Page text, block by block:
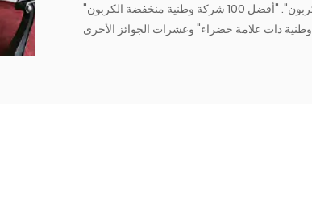
وطنية منخفضة الكربون"، و"أفضل 100 شركة وطنية منخفضة الكربون". "أفضل 100 شركة وطنية منخفضة الكربون"